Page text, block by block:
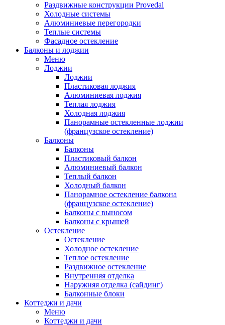
Раздвижные конструкции Provedal
Холодные системы
Алюминиевые перегородки
Теплые системы
Фасадное остекление
Балконы и лоджии
Меню
Лоджии
Лоджии
Пластиковая лоджия
Алюминиевая лоджия
Теплая лоджия
Холодная лоджия
Панорамные остекленные лоджии
(французское остекление)
Балконы
Балконы
Пластиковый балкон
Алюминиевый балкон
Теплый балкон
Холодный балкон
Панорамное остекление балкона
(французское остекление)
Балконы с выносом
Балконы с крышей
Остекление
Остекление
Холодное остекление
Теплое остекление
Раздвижное остекление
Внутренняя отделка
Наружняя отделка (сайдинг)
Балконные блоки
Коттеджи и дачи
Меню
Коттеджи и дачи